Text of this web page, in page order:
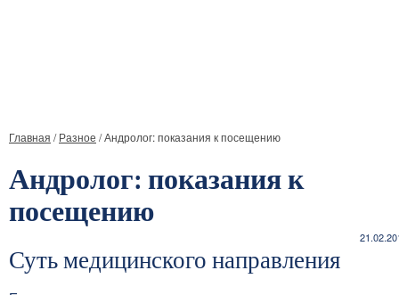
Главная /Разное /Андролог: показания к посещению
Андролог: показания к
посещению
Суть медицинского направления